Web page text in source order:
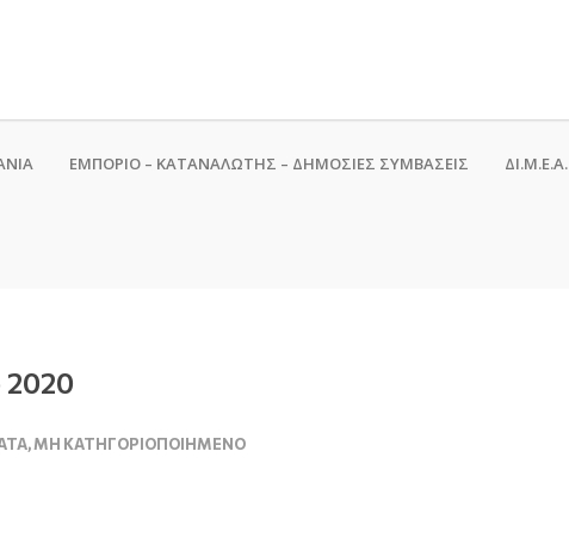
ΕΜΠΟΡΙΟ – ΚΑΤΑΝΑΛΩΤΗΣ – ΔΗΜΟΣΙΕΣ ΣΥΜΒΑΣΕΙΣ ΔΙ.Μ.Ε.Α.
2020
,ΜΗ ΚΑΤΗΓΟΡΙΟΠΟΙΗΜΈΝΟ